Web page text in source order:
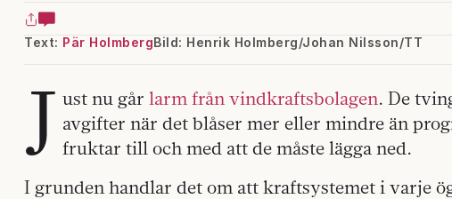
Text: Pär HolmbergBild: Henrik Holmberg/Johan Nilsson/TT
J ust nu går larm från vindkraftsbolagen. De
avgifter när det blåser mer eller mindre än
fruktar till och med att de måste lägga ned.
I grunden handlar det om att kraftsystemet i varje